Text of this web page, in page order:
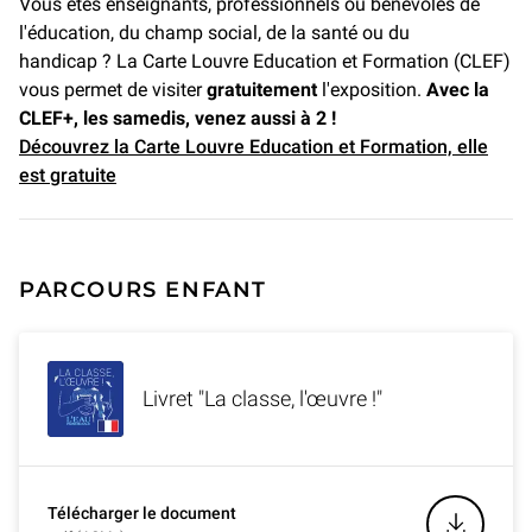
l'éducation, du champ social, de la santé ou du
handicap ? La Carte Louvre Education et Formation (CLEF)
vous permet de visitergratuitement l'exposition. Avec la
CLEF+, les samedis, venez aussi à 2 !
Découvrez la Carte Louvre Education et Formation, elle
est gratuite
PARCOURS ENFANT
Livret "La classe, l'œuvre !"
Télécharger le document